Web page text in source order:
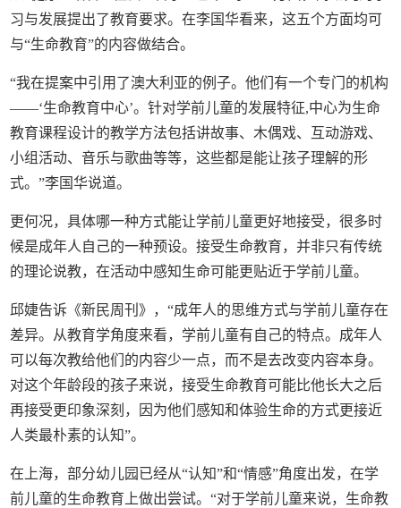
习与发展提出了教育要求。在李国华看来，这五个方面均可
与“生命教育”的内容做结合。
“我在提案中引用了澳大利亚的例子。他们有一个专门的机构
——‘生命教育中心’。针对学前儿童的发展特征,中心为生命
教育课程设计的教学方法包括讲故事、木偶戏、互动游戏、
小组活动、音乐与歌曲等等，这些都是能让孩子理解的形
式。”李国华说道。
更何况，具体哪一种方式能让学前儿童更好地接受，很多时
候是成年人自己的一种预设。接受生命教育，并非只有传统
的理论说教，在活动中感知生命可能更贴近于学前儿童。
邱婕告诉《新民周刊》，“成年人的思维方式与学前儿童存在
差异。从教育学角度来看，学前儿童有自己的特点。成年人
可以每次教给他们的内容少一点，而不是去改变内容本身。
对这个年龄段的孩子来说，接受生命教育可能比他长大之后
再接受更印象深刻，因为他们感知和体验生命的方式更接近
人类最朴素的认知”。
在上海，部分幼儿园已经从“认知”和“情感”角度出发，在学
前儿童的生命教育上做出尝试。“对于学前儿童来说，生命教